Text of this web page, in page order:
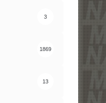
3
1869
13